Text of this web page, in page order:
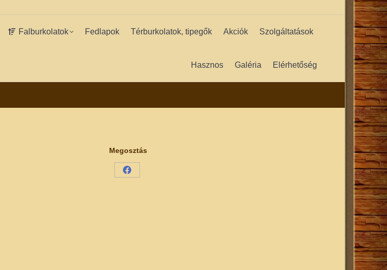
Falburkolatok Fedlapok Térburkolatok, tipegők Akciók Szolgáltatások
Hasznos Galéria Elérhetőség
Megosztás
Share